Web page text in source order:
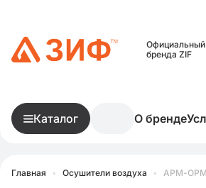
бренда ZIF
Каталог О бренде
Главная • Осушители воздуха • АРМ-